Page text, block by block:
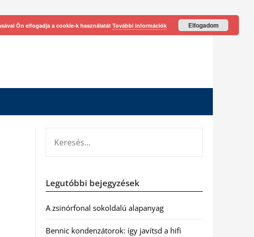
Legutóbbi bejegyzések
A zsinórfonal sokoldalú alapanyag
Bennic kondenzátorok: így javítsd a hifi
Ön elfogadja a cookie-k használatátTovábbi információk Elfogadom